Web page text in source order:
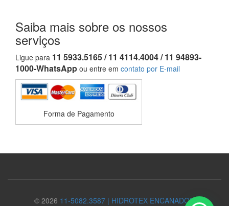
Saiba mais sobre os nossos
serviços
Ligue para 11 5933.5165 / 11 4114.4004 / 11 94893-
1000-WhatsApp ou entre em contato por E-mail
Forma de Pagamento
© 2026 11-5082.3587 | HIDROTEX ENCANADOR